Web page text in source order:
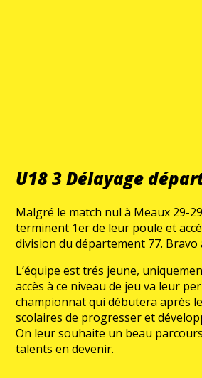
U18 3 Délayage
Malgré le match nul à Meaux 29-
terminent 1er de leur poule et
division du département 77. Bravo
L’équipe est trés jeune,
accès à ce niveau de jeu va leur
championnat qui débutera après
scolaires de progresser et
On leur souhaite un beau
talents en devenir.